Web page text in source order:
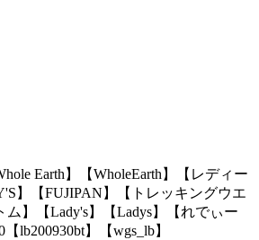
Earth】【WholeEarth】【レディー
】【FUJIPAN】【トレッキングウエ
】【Lady's】【Ladys】【れでぃー
lb200930bt】【wgs_lb】